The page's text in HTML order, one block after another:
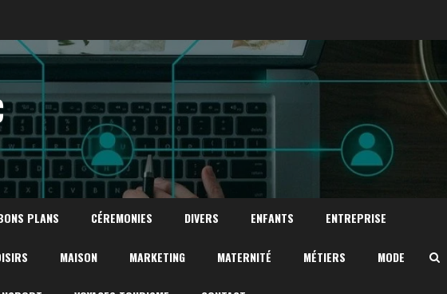
PLANS CÉREMONIES DIVERS ENFANTS ENTREPRISE
MAISON MARKETING MATERNITÉ MÉTIERS MODE